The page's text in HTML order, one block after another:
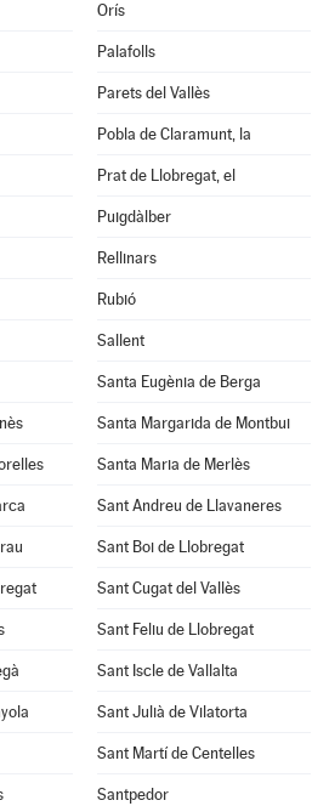
Orís
Palafolls
Parets del Vallès
Pobla de Claramunt, la
Prat de Llobregat, el
Puigdàlber
Rellinars
Rubió
Sallent
Santa Eugènia de Berga
Santa Margarida de Montbui
Santa Maria de Merlès
Sant Andreu de Llavaneres
Sant Boi de Llobregat
Sant Cugat del Vallès
Sant Feliu de Llobregat
Sant Iscle de Vallalta
Sant Julià de Vilatorta
Sant Martí de Centelles
Santpedor